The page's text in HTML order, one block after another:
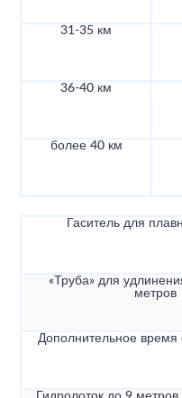
31-35 км
36-40 км
более 40 км
Гаситель для
«Труба» для
метров
Дополнительное